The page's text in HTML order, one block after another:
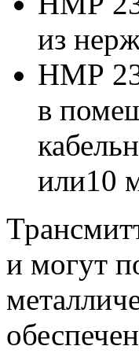
из
НМР
в
или10
и могут